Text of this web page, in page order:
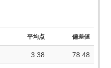
平均点 偏差値
3.38 78.48